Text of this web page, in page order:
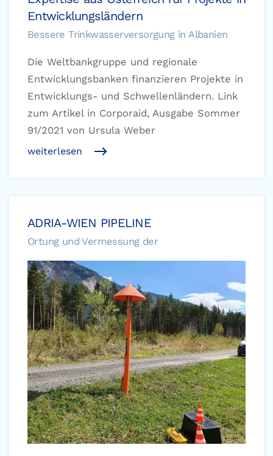
Entwicklungsländern
Bessere Trinkwasserversorgung in Albanien
Die Weltbankgruppe und regionale
Entwicklungsbanken finanzieren Projekte in
Entwicklungs- und Schwellenländern. Link
zum Artikel in Corporaid, Ausgabe Sommer
91/2021 von Ursula Weber
weiterlesen
ADRIA-WIEN PIPELINE
Ortung und Vermessung der